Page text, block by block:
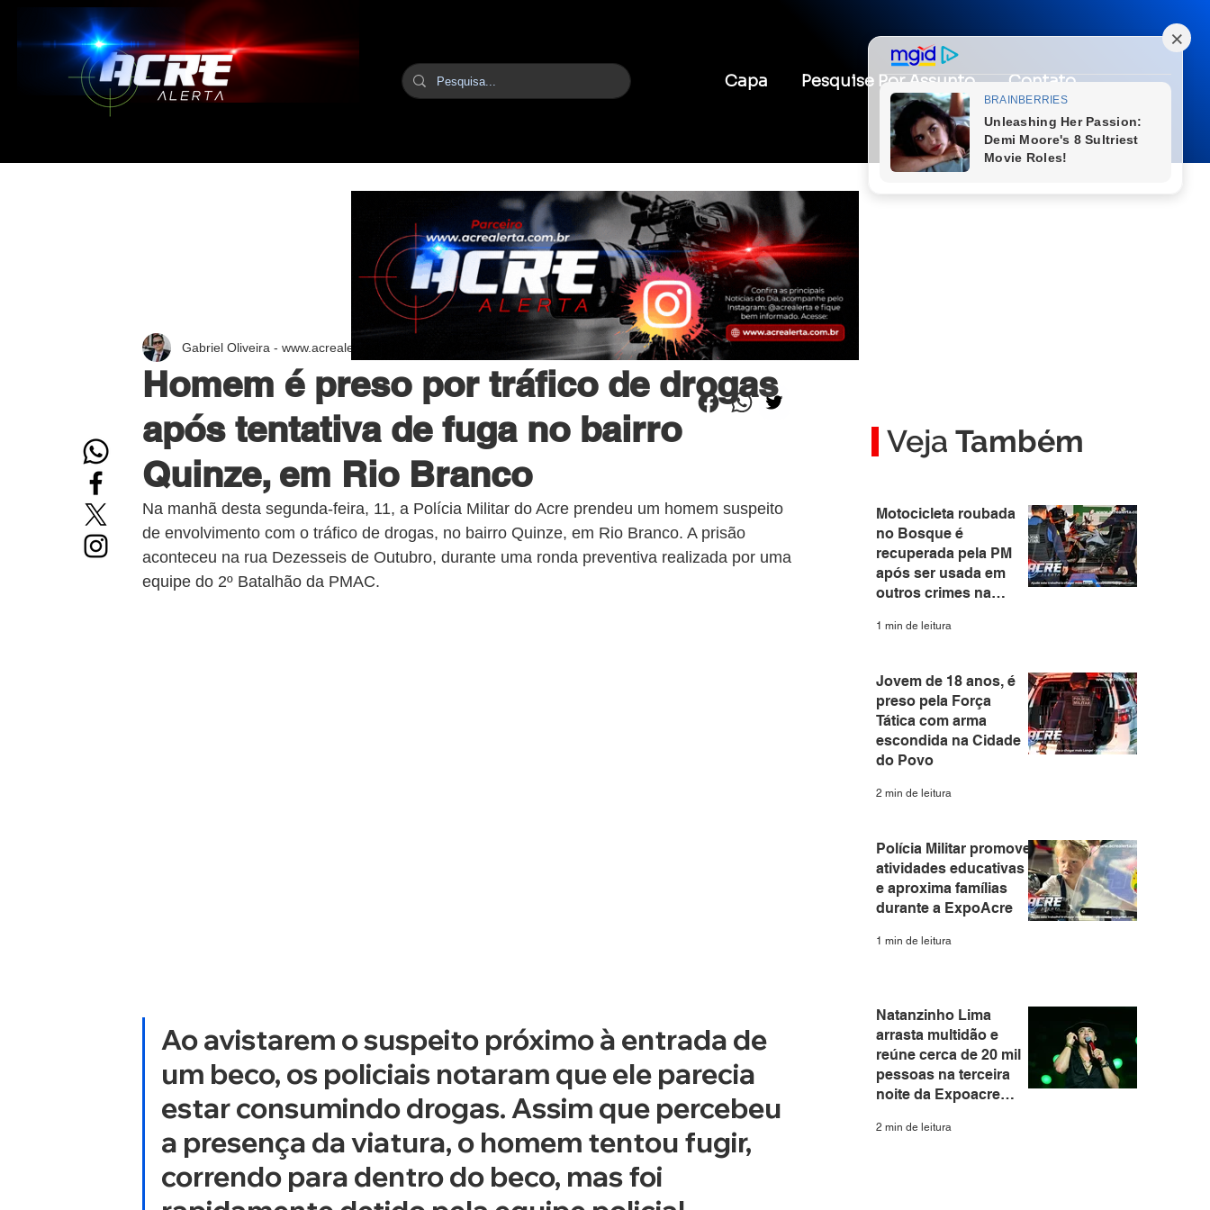
Capa Pesquise Por Assunto Contato
Homem é preso por tráfico de drogas
após tentativa de fuga no bairro
Quinze, em Rio Branco
Gabriel Oliveira - www.acrealerta.com.br 13 de nov. de 2024 1 min de leitura
Na manhã desta segunda-feira, 11, a Polícia Militar do Acre prendeu um homem suspeito
de envolvimento com o tráfico de drogas, no bairro Quinze, em Rio Branco. A prisão
aconteceu na rua Dezesseis de Outubro, durante uma ronda preventiva realizada por uma
equipe do 2º Batalhão da PMAC.
Ao avistarem o suspeito próximo à entrada de
um beco, os policiais notaram que ele parecia
estar consumindo drogas. Assim que percebeu
a presença da viatura, o homem tentou fugir,
correndo para dentro do beco, mas foi
Motocicleta roubada
no Bosque é
recuperada pela PM
após ser usada em
outros crimes na
1 min de leitura
Jovem de 18 anos, é
preso pela Força
Tática com arma
escondida na Cidade
do Povo
2 min de leitura
Polícia Militar promove
atividades educativas
e aproxima famílias
durante a ExpoAcre
1 min de leitura
Natanzinho Lima
arrasta multidão e
reúne cerca de 20 mil
pessoas na terceira
noite da Expoacre
2 min de leitura
Veja Também